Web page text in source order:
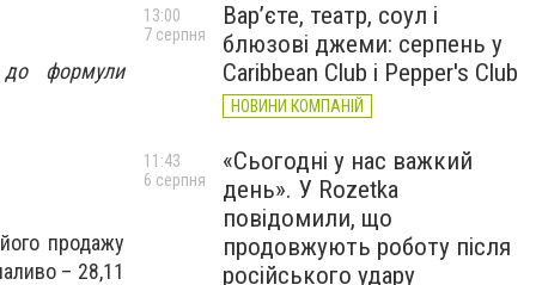
до формули
продажу
– 28,11
Вар’єте, театр, соул і
блюзові джеми: серпень у
Caribbean Club і Pepper's Club
НОВИНИ КОМПАНІЙ
13:00
7 серпня
«Сьогодні у нас важкий
день». У Rozetka
повідомили, що
продовжують роботу після
російського удару
11:43
6 серпня